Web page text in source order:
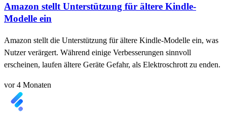
Amazon stellt Unterstützung für ältere Kindle-
Modelle ein
Amazon stellt die Unterstützung für ältere Kindle-Modelle ein, was
Nutzer verärgert. Während einige Verbesserungen sinnvoll
erscheinen, laufen ältere Geräte Gefahr, als Elektroschrott zu enden.
vor 4 Monaten